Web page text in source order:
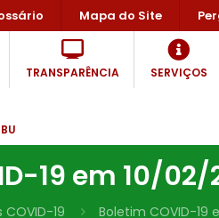
Mapa do Site
TRANSPARÊNCIA SERVIÇOS
19 em 10/02/
COVID-19 Boletim COVID-19